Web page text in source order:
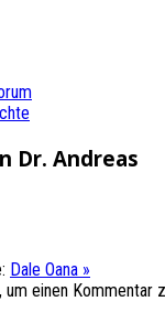
Dr. Andreas
Dale Oana »
einen Kommentar